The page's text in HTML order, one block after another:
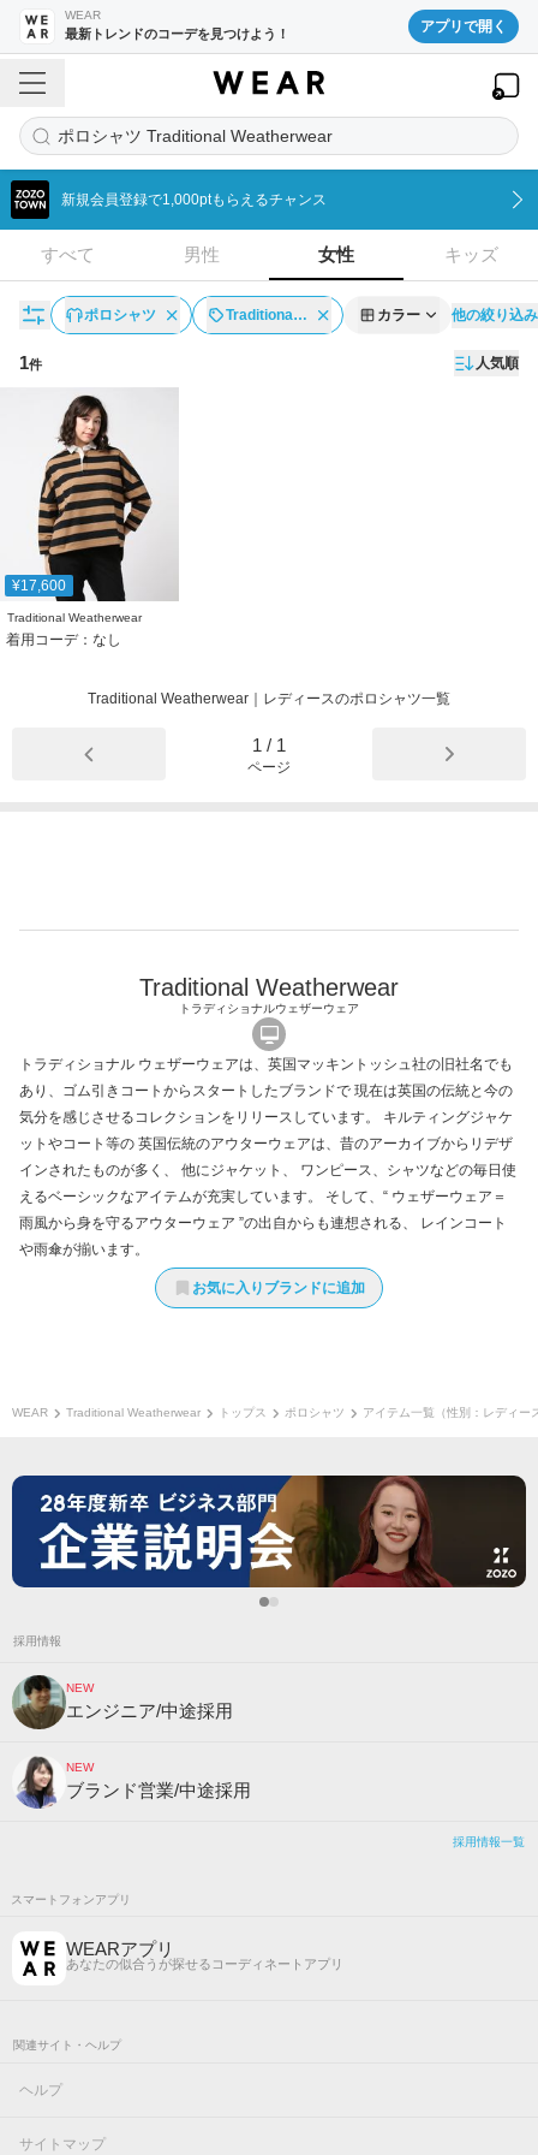
WEAR
最新トレンドのコーデを見つけよう！ アプリで開く
ポロシャツ Traditional Weatherwear
新規会員登録で1,000ptもらえるチャンス
すべて 男性 女性 キッズ
ポロシャツ Traditiona… カラー 他の絞り込
1件 人気順
アイテム一覧
¥17,600
Traditional Weatherwear
着用コーデ：なし
Traditional Weatherwear｜レディースのポロシャツ一覧
1 / 1
ページ
Traditional Weatherwear
トラディショナルウェザーウェア
トラディショナル ウェザーウェアは、英国マッキントッシュ社の旧社名でも
あり、ゴム引きコートからスタートしたブランドで 現在は英国の伝統と今の
気分を感じさせるコレクションをリリースしています。 キルティングジャケ
ットやコート等の 英国伝統のアウターウェアは、昔のアーカイブからリデザ
インされたものが多く、 他にジャケット、 ワンピース、シャツなどの毎日使
えるベーシックなアイテムが充実しています。 そして、“ ウェザーウェア＝
雨風から身を守るアウターウェア ”の出自からも連想される、 レインコート
や雨傘が揃います。
お気に入りブランドに追加
WEAR Traditional Weatherwear トップス ポロシャツ アイテム一覧（性別：レディー
採用情報
NEW
エンジニア/中途採用
NEW
ブランド営業/中途採用
採用情報一覧
スマートフォンアプリ
WEARアプリ
あなたの似合うが探せるコーディネートアプリ
関連サイト・ヘルプ
ヘルプ
サイトマップ